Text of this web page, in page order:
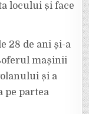
O
FEMEIE
ANI
A
MURIT!
locului și face
28 de ani și-a
mașinii
și a
pe partea